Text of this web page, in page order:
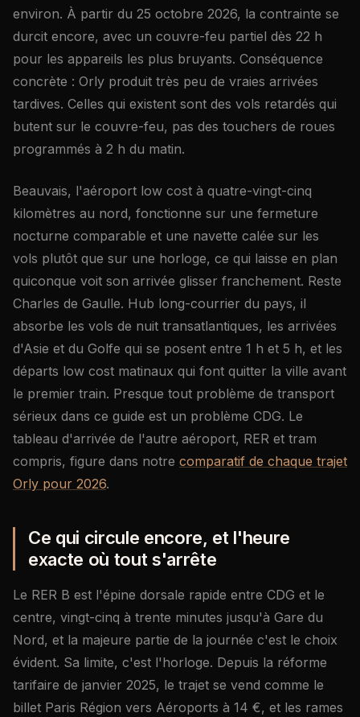
environ. À partir du 25 octobre 2026, la contrainte se
durcit encore, avec un couvre-feu partiel dès 22 h
pour les appareils les plus bruyants. Conséquence
concrète : Orly produit très peu de vraies arrivées
tardives. Celles qui existent sont des vols retardés qui
butent sur le couvre-feu, pas des touchers de roues
programmés à 2 h du matin.
Beauvais, l'aéroport low cost à quatre-vingt-cinq
kilomètres au nord, fonctionne sur une fermeture
nocturne comparable et une navette calée sur les
vols plutôt que sur une horloge, ce qui laisse en plan
quiconque voit son arrivée glisser franchement. Reste
Charles de Gaulle. Hub long-courrier du pays, il
absorbe les vols de nuit transatlantiques, les arrivées
d'Asie et du Golfe qui se posent entre 1 h et 5 h, et les
départs low cost matinaux qui font quitter la ville avant
le premier train. Presque tout problème de transport
sérieux dans ce guide est un problème CDG. Le
tableau d'arrivée de l'autre aéroport, RER et tram
compris, figure dans notre comparatif de chaque trajet
Orly pour 2026.
Ce qui circule encore, et l'heure
exacte où tout s'arrête
Le RER B est l'épine dorsale rapide entre CDG et le
centre, vingt-cinq à trente minutes jusqu'à Gare du
Nord, et la majeure partie de la journée c'est le choix
évident. Sa limite, c'est l'horloge. Depuis la réforme
tarifaire de janvier 2025, le trajet se vend comme le
billet Paris Région vers Aéroports à 14 €, et les rames